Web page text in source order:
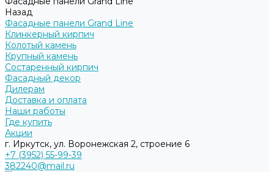
Назад
Фасадные панели Grand Line
Клинкерный кирпич
Колотый камень
Крупный камень
Состаренный кирпич
Фасадный декор
Дилерам
Доставка и оплата
Наши работы
Где купить
Акции
г. Иркутск, ул. Воронежская 2, строение 6
+7 (3952) 55-99-39
382240@mail.ru